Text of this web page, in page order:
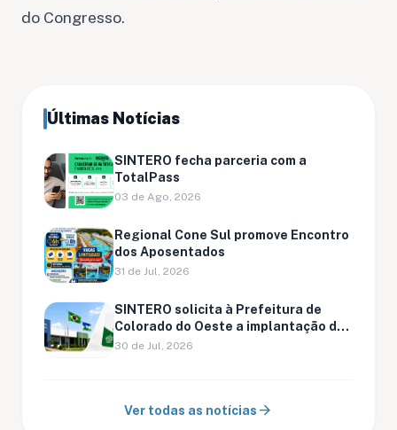
do Congresso.
Últimas Notícias
SINTERO fecha parceria com a
TotalPass
03 de Ago, 2026
Regional Cone Sul promove Encontro
dos Aposentados
31 de Jul, 2026
SINTERO solicita à Prefeitura de
Colorado do Oeste a implantação do
Cartão Feira para servidores
30 de Jul, 2026
Ver todas as notícias arrow_forward